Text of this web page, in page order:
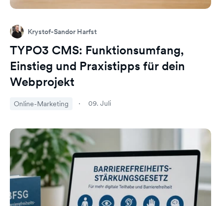
Krystof-Sandor Harfst
TYPO3 CMS: Funktionsumfang,
Einstieg und Praxistipps für dein
Webprojekt
Online-Marketing 09. Juli